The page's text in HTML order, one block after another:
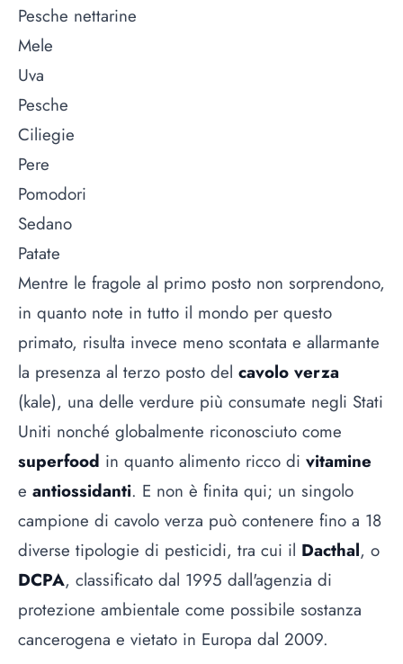
Pesche nettarine
Mele
Uva
Pesche
Ciliegie
Pere
Pomodori
Sedano
Patate
Mentre le fragole al primo posto non sorprendono,
in quanto note in tutto il mondo per questo
primato, risulta invece meno scontata e allarmante
la presenza al terzo posto del cavolo verza
(kale), una delle verdure più consumate negli Stati
Uniti nonché globalmente riconosciuto come
superfood in quanto alimento ricco di vitamine
e antiossidanti. E non è finita qui; un singolo
campione di cavolo verza può contenere fino a 18
diverse tipologie di pesticidi, tra cui il Dacthal, o
DCPA, classificato dal 1995 dall'agenzia di
protezione ambientale come possibile sostanza
cancerogena e vietato in Europa dal 2009.